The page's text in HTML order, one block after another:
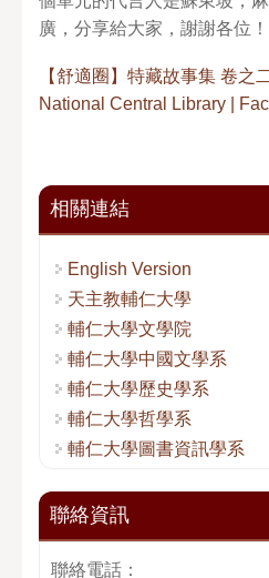
廣，分享給大家，謝謝各位！
【舒適圈】特藏故事集 卷之
National Central Library |
相關連結
English Version
天主教輔仁大學
輔仁大學文學院
輔仁大學中國文學系
輔仁大學歷史學系
輔仁大學哲學系
輔仁大學圖書資訊學系
聯絡資訊
聯絡電話：